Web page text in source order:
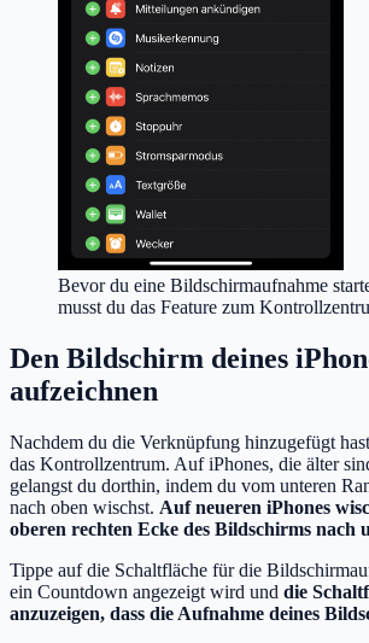
Bevor du eine Bildschirmaufnahme
musst du das Feature zum
Den Bildschirm deines
aufzeichnen
Nachdem du die Verknüpfung hinzugefügt
das Kontrollzentrum. Auf iPhones, die älter
gelangst du dorthin, indem du vom unteren
nach oben wischst. Auf neueren iPhones
oberen rechten Ecke des Bildschirms nach
Tippe auf die Schaltfläche für die
ein Countdown angezeigt wird und die
anzuzeigen, dass die Aufnahme deines